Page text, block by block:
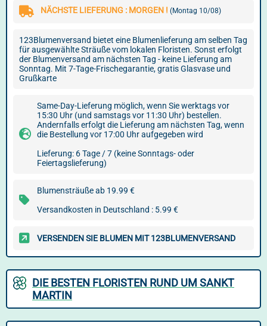
NÄCHSTE LIEFERUNG : MORGEN ! (Montag 10/08)
123Blumenversand bietet eine Blumenlieferung am selben Tag
für ausgewählte Sträuße vom lokalen Floristen. Sonst erfolgt
der Blumenversand am nächsten Tag - keine Lieferung am
Sonntag. Mit 7-Tage-Frischegarantie, gratis Glasvase und
Grußkarte
Same-Day-Lieferung möglich, wenn Sie werktags vor
15:30 Uhr (und samstags vor 11:30 Uhr) bestellen.
Andernfalls erfolgt die Lieferung am nächsten Tag, wenn
die Bestellung vor 17:00 Uhr aufgegeben wird
Lieferung: 6 Tage / 7 (keine Sonntags- oder
Feiertagslieferung)
Blumensträuße ab 19.99 €
Versandkosten in Deutschland : 5.99 €
VERSENDEN SIE BLUMEN MIT 123BLUMENVERSAND
DIE BESTEN FLORISTEN RUND UM SANKT
MARTIN